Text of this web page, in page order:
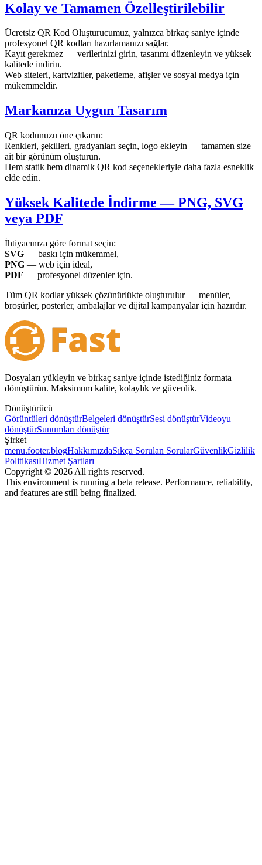
Kolay ve Tamamen Özelleştirilebilir
Ücretsiz QR Kod Oluşturucumuz, yalnızca birkaç saniye içinde
profesyonel QR kodları hazırlamanızı sağlar.
Kayıt gerekmez — verilerinizi girin, tasarımı düzenleyin ve yüksek
kalitede indirin.
Web siteleri, kartvizitler, paketleme, afişler ve sosyal medya için
mükemmeldir.
Markanıza Uygun Tasarım
QR kodunuzu öne çıkarın:
Renkleri, şekilleri, gradyanları seçin, logo ekleyin — tamamen size
ait bir görünüm oluşturun.
Hem statik hem dinamik QR kod seçenekleriyle daha fazla esneklik
elde edin.
Yüksek Kalitede İndirme — PNG, SVG
veya PDF
İhtiyacınıza göre format seçin:
SVG — baskı için mükemmel,
PNG — web için ideal,
PDF — profesyonel düzenler için.
Tüm QR kodlar yüksek çözünürlükte oluşturulur — menüler,
broşürler, posterler, ambalajlar ve dijital kampanyalar için hazırdır.
Dosyaları yükleyin ve birkaç saniye içinde istediğiniz formata
dönüştürün. Maksimum kalite, kolaylık ve güvenlik.
Dönüştürücü
Görüntüleri dönüştürBelgeleri dönüştürSesi dönüştürVideoyu
dönüştürSunumları dönüştür
Şirket
menu.footer.blogHakkımızdaSıkça Sorulan SorularGüvenlikGizlilik
PolitikasıHizmet Şartları
Copyright © 2026 All rights reserved.
This environment is running a beta release. Performance, reliability,
and features are still being finalized.